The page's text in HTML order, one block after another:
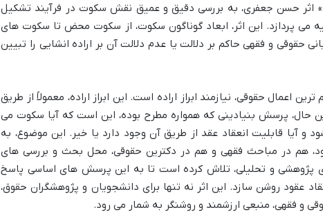
اثر حسن جعفری، به بررسی دقیق و عمیق نقش سکوت در فرآیند تشکیل
می پردازد. این اثر، ابعاد گوناگون سکوت، از سکوت محض تا سکوت های
حقوقی و فقهی حاکم بر دلالت یا عدم دلالت آن بر اراده انشایی را تبیین
اعمال حقوقی، نیازمند ابراز اراده است. این ابراز اراده، معمولاً از طریق
حال، پرسش بنیادینی که همواره مطرح بوده، این است که آیا سکوت می
و آیا قابلیت انعقاد عقد از طریق آن وجود دارد یا خیر. این موضوع، به
هم در مباحث فقهی و هم در دکترین حقوقی، محل بحث و بررسی های
پژوهشی و تحلیلی، تلاش کرده است تا به این پرسش های اساسی پاسخ
عقود روشن سازد. این اثر نه تنها برای دانشجویان و پژوهشگران حقوق،
و فقهی، منبعی ارزشمند و روشنگر به شمار می رود.